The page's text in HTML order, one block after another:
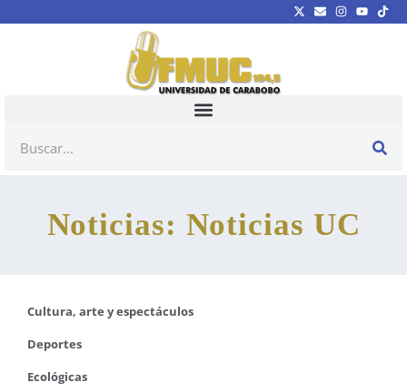
Noticias: Noticias UC
Cultura, arte y espectáculos
Deportes
Ecológicas